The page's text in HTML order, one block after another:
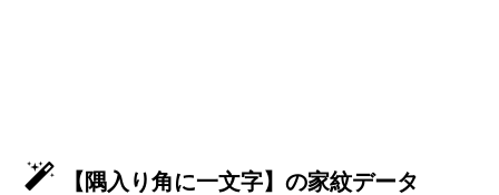
【隅入り角に一文字】の家紋データ